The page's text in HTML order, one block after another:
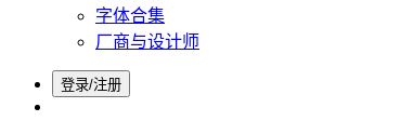
字体合集
厂商与设计师
登录/注册